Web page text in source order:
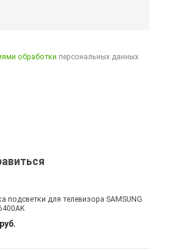
обработки персональных данных
подсветки для телевизора SAMSUNG